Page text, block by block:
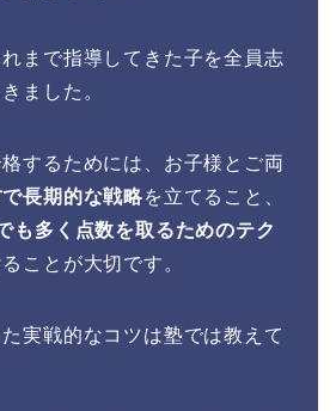
まで指導してきた子を全員志
ました。
するためには、お子様とご両
長期的な戦略を立てること、
も多く点数を取るためのテク
ことが大切です。
実戦的なコツは塾では教えて